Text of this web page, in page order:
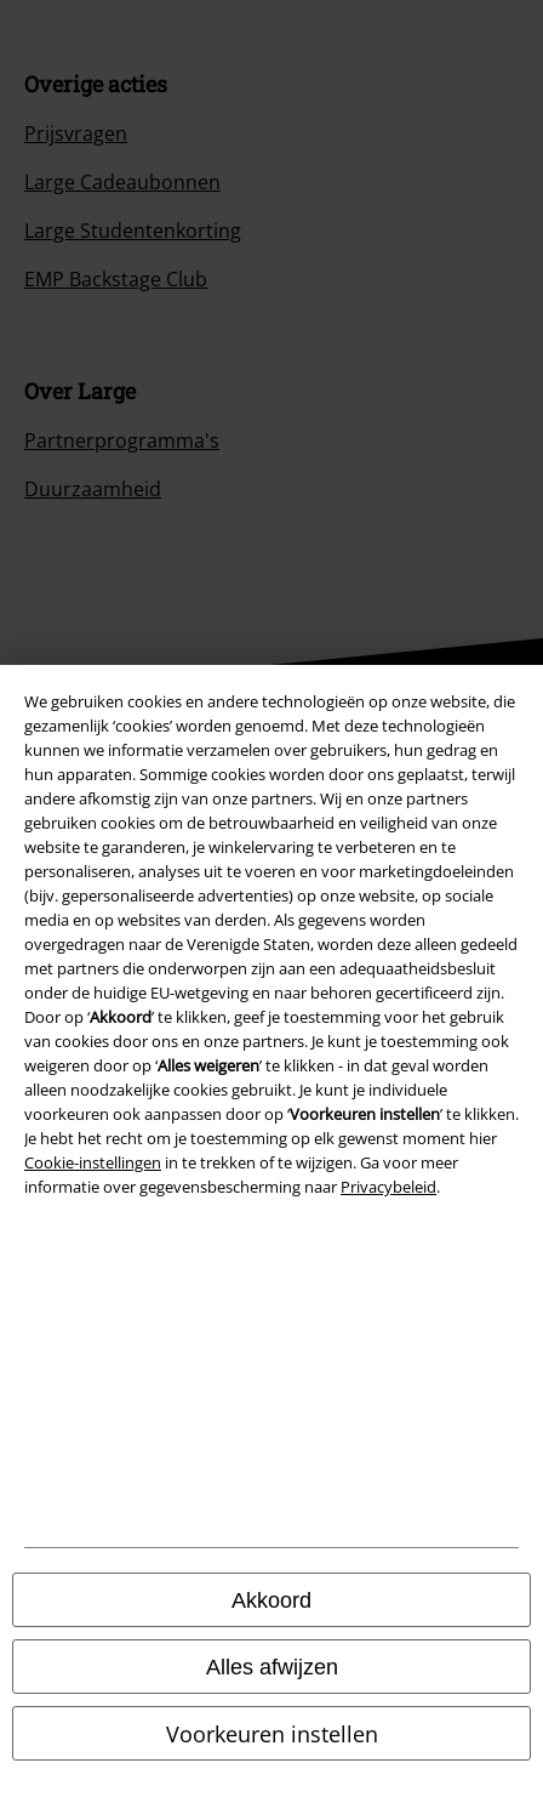
We gebruiken cookies en andere technologieën op onze website, die
gezamenlijk ‘cookies’ worden genoemd. Met deze technologieën
kunnen we informatie verzamelen over gebruikers, hun gedrag en
hun apparaten. Sommige cookies worden door ons geplaatst, terwijl
andere afkomstig zijn van onze partners. Wij en onze partners
gebruiken cookies om de betrouwbaarheid en veiligheid van onze
website te garanderen, je winkelervaring te verbeteren en te
personaliseren, analyses uit te voeren en voor marketingdoeleinden
(bijv. gepersonaliseerde advertenties) op onze website, op sociale
media en op websites van derden. Als gegevens worden
overgedragen naar de Verenigde Staten, worden deze alleen gedeeld
met partners die onderworpen zijn aan een adequaatheidsbesluit
onder de huidige EU-wetgeving en naar behoren gecertificeerd zijn.
Door op ‘Akkoord’ te klikken, geef je toestemming voor het gebruik
van cookies door ons en onze partners. Je kunt je toestemming ook
weigeren door op ‘Alles weigeren’ te klikken - in dat geval worden
alleen noodzakelijke cookies gebruikt. Je kunt je individuele
voorkeuren ook aanpassen door op ‘Voorkeuren instellen’ te klikken.
Je hebt het recht om je toestemming op elk gewenst moment hier
Cookie-instellingen in te trekken of te wijzigen. Ga voor meer
informatie over gegevensbescherming naar Privacybeleid.
Akkoord
Alles afwijzen
Voorkeuren instellen
Overige acties
Prijsvragen
Large Cadeaubonnen
Large Studentenkorting
EMP Backstage Club
Over Large
Partnerprogramma's
Duurzaamheid
Word lid van onze online community!
Betaalmethodes
Verzending
Beveiliging